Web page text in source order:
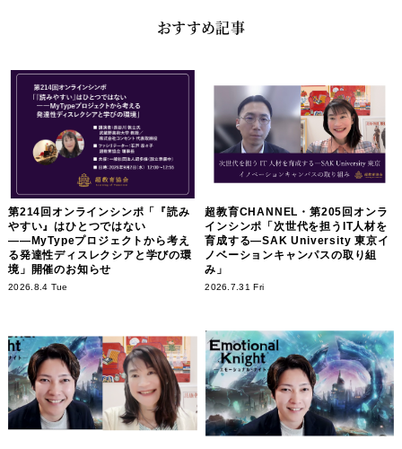
おすすめ記事
第214回オンラインシンポ「『読み
やすい』はひとつではない
――MyTypeプロジェクトから考え
る発達性ディスレクシアと学びの環
境」開催のお知らせ
2026.8.4 Tue
超教育CHANNEL・第205回オンラ
インシンポ「次世代を担うIT人材を
育成する―SAK University 東京イ
ノベーションキャンパスの取り組
み」
2026.7.31 Fri